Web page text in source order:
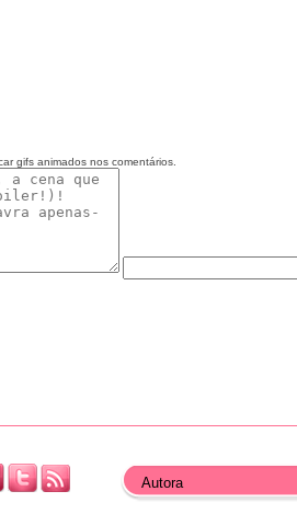
gifs animados nos comentários.